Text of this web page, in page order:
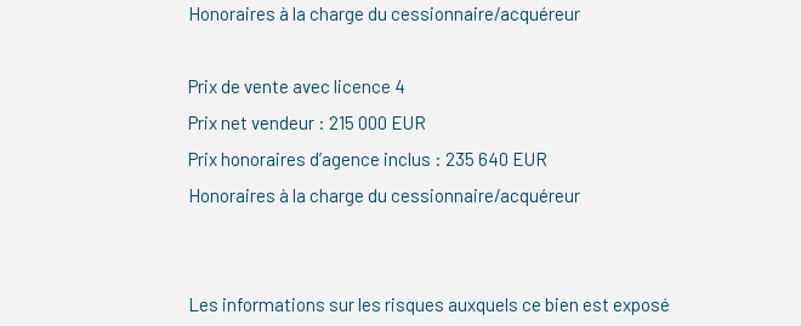
Honoraires à la charge du cessionnaire/acquéreur
Prix de vente avec licence 4
Prix net vendeur : 215 000 EUR
Prix honoraires d’agence inclus : 235 640 EUR
Honoraires à la charge du cessionnaire/acquéreur
Les informations sur les risques auxquels ce bien est exposé